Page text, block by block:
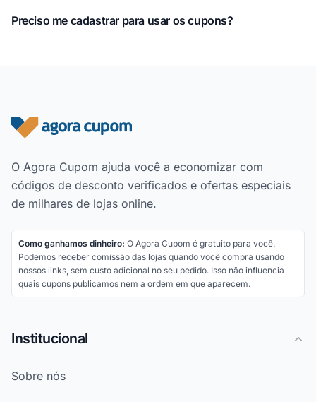
Preciso me cadastrar para usar os cupons?
Rodapé do site
O Agora Cupom ajuda você a economizar com
códigos de desconto verificados e ofertas especiais
de milhares de lojas online.
Como ganhamos dinheiro: O Agora Cupom é gratuito para você.
Podemos receber comissão das lojas quando você compra usando
nossos links, sem custo adicional no seu pedido. Isso não influencia
quais cupons publicamos nem a ordem em que aparecem.
Institucional
Sobre nós